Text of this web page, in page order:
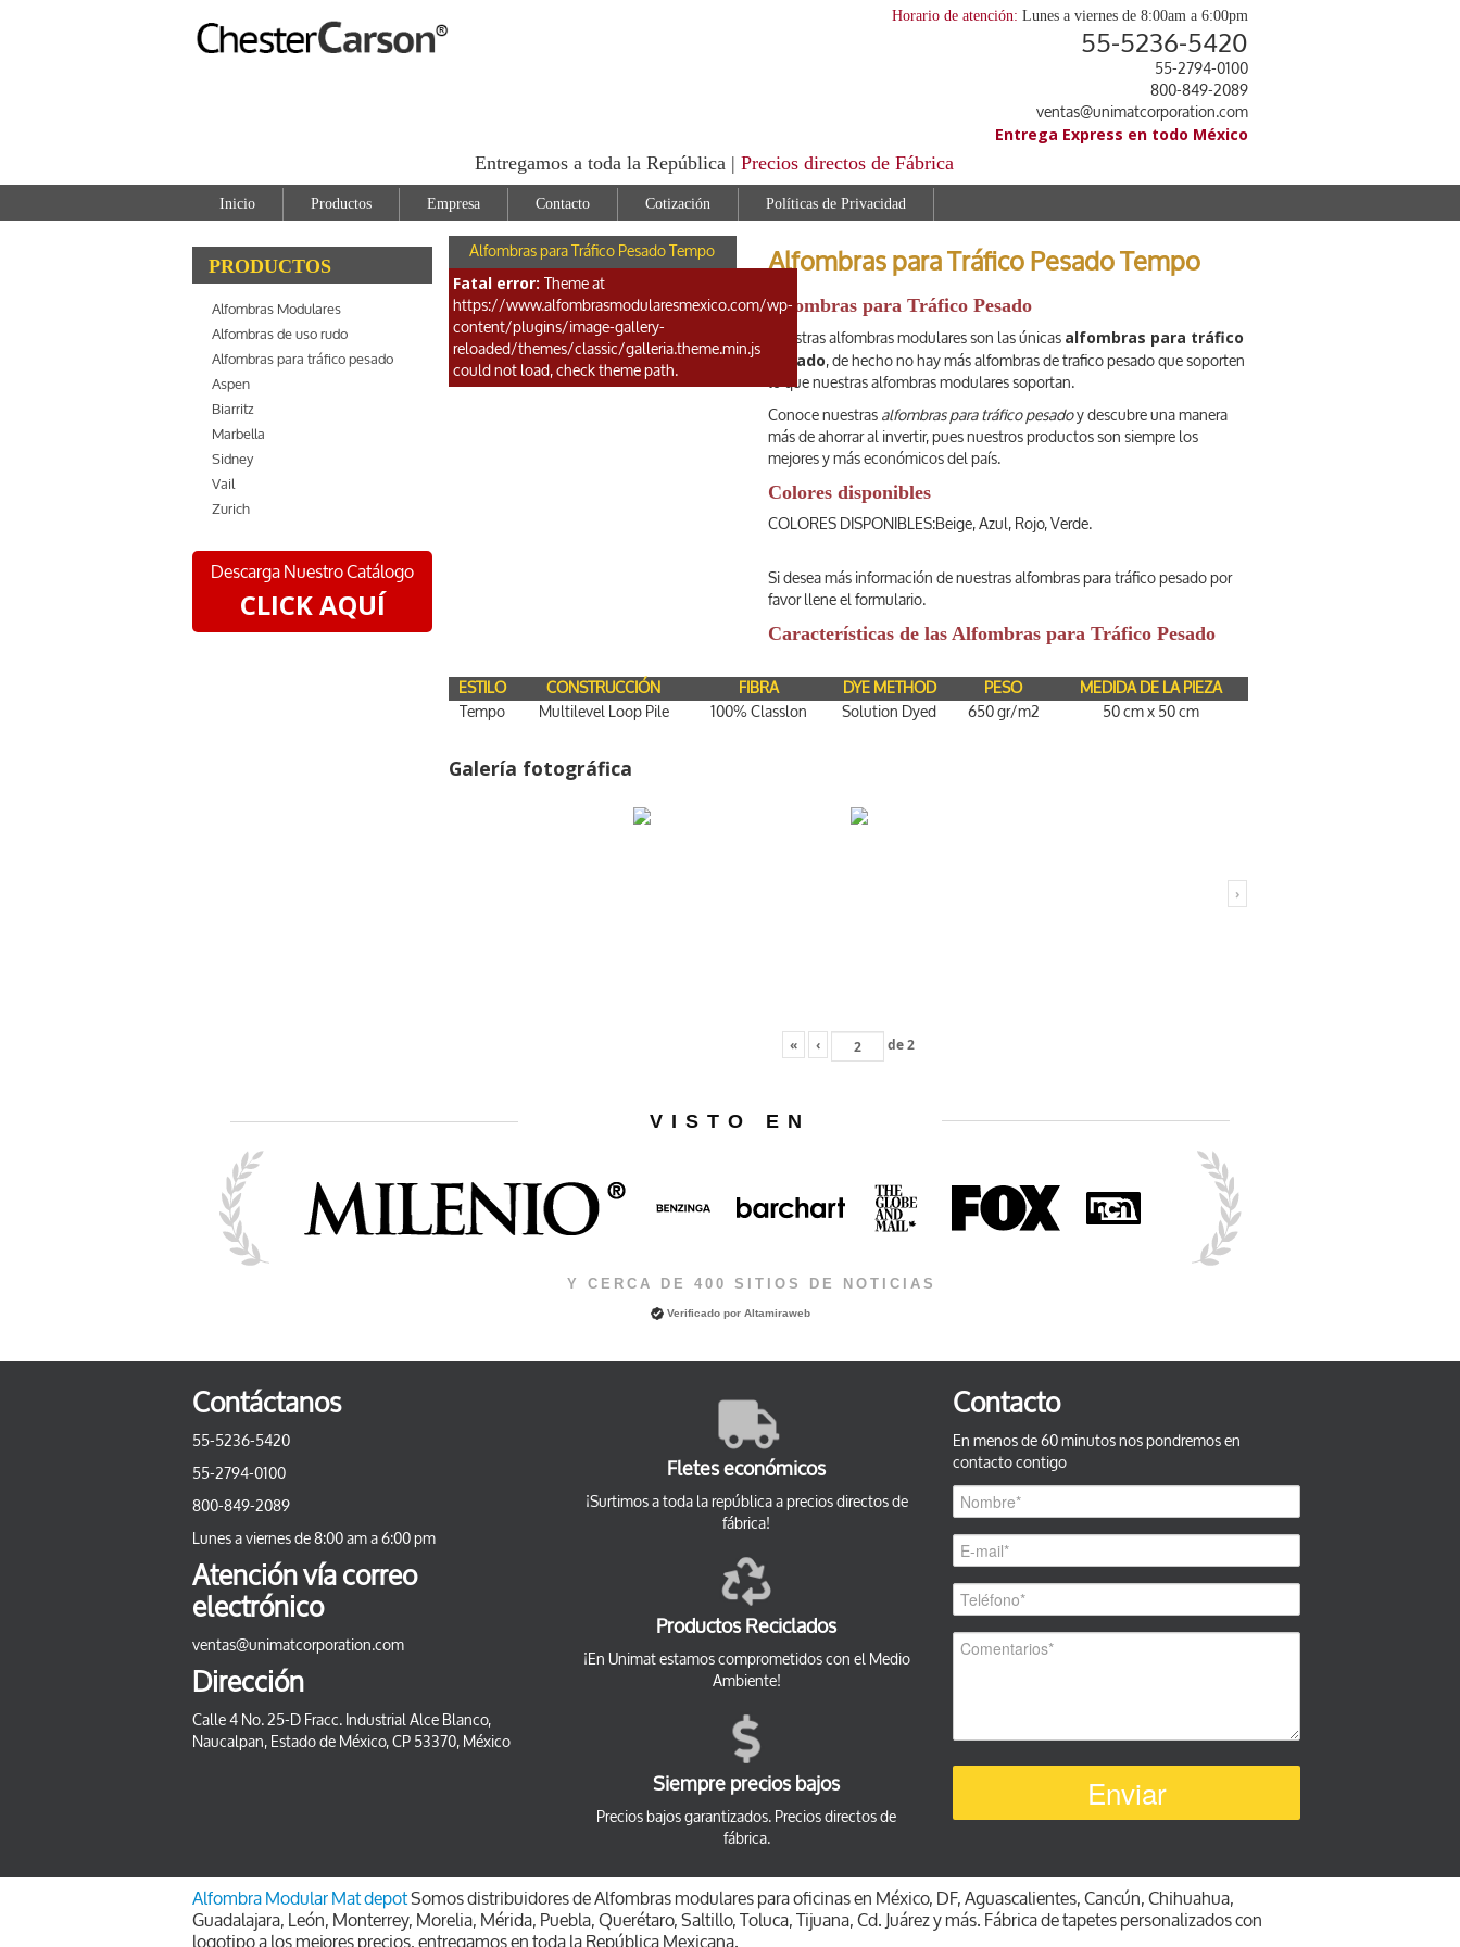
Horario de atención: Lunes a viernes de 8:00am a 6:00pm
55-5236-5420
55-2794-0100
800-849-2089
ventas@unimatcorporation.com
Entrega Express en todo México
Entregamos a toda la República | Precios directos de Fábrica
Inicio Productos Empresa Contacto Cotización Políticas de Privacidad
PRODUCTOS
Alfombras Modulares
Alfombras de uso rudo
Alfombras para tráfico pesado
Aspen
Biarritz
Marbella
Sidney
Vail
Zurich
Descarga Nuestro Catálogo
CLICK AQUÍ
Alfombras para Tráfico Pesado Tempo
Fatal error: Theme at
https://www.alfombrasmodularesmexico.com/wp-
content/plugins/image-gallery-
reloaded/themes/classic/galleria.theme.min.js
could not load, check theme path.
Alfombras para Tráfico Pesado Tempo
Alfombras para Tráfico Pesado
Nuestras alfombras modulares son las únicas alfombras para tráfico
pesado, de hecho no hay más alfombras de trafico pesado que soporten
lo que nuestras alfombras modulares soportan.
Conoce nuestras alfombras para tráfico pesadoy descubre una manera
más de ahorrar al invertir, pues nuestros productos son siempre los
mejores y más económicos del país.
Colores disponibles
COLORES DISPONIBLES:Beige, Azul, Rojo, Verde.
Si desea más información de nuestras alfombras para tráfico pesado por
favor llene el formulario.
Características de las Alfombras para Tráfico Pesado
ESTILO CONSTRUCCIÓN FIBRA DYE METHOD PESO
MEDIDA DE LA PIEZA
Tempo
Multilevel Loop Pile 100% Classlon Solution Dyed 650 gr/m2 50 cm x 50 cm
Galería fotográfica
« ‹ de2
›
VISTO EN
Y CERCA DE 400 SITIOS DE NOTICIAS
Verificado por Altamiraweb
Contáctanos
55-5236-5420
55-2794-0100
800-849-2089
Lunes a viernes de 8:00 am a 6:00 pm
Atención vía correo
electrónico
ventas@unimatcorporation.com
Dirección
Calle 4 No. 25-D Fracc. Industrial Alce Blanco,
Naucalpan, Estado de México, CP 53370, México
Fletes económicos
¡Surtimos a toda la república a precios directos de
fábrica!
Productos Reciclados
¡En Unimat estamos comprometidos con el Medio
Ambiente!
Siempre precios bajos
Precios bajos garantizados. Precios directos de
fábrica.
Contacto
En menos de 60 minutos nos pondremos en
contacto contigo
Alfombra ModularMat depotSomos distribuidores de Alfombras modulares para oficinas en México, DF, Aguascalientes, Cancún, Chihuahua,
Guadalajara, León, Monterrey, Morelia, Mérida, Puebla, Querétaro, Saltillo, Toluca, Tijuana, Cd. Juárez y más. Fábrica de tapetes personalizados con
logotipo a los mejores precios, entregamos en toda la República Mexicana.